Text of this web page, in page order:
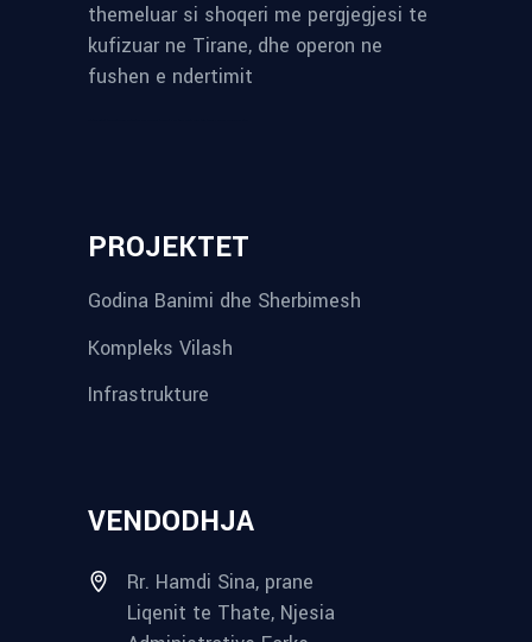
themeluar si shoqeri me pergjegjesi te
kufizuar ne Tirane, dhe operon ne
fushen e ndertimit
PROJEKTET
Godina Banimi dhe Sherbimesh
Kompleks Vilash
Infrastrukture
VENDODHJA
Rr. Hamdi Sina, prane
Liqenit te Thate, Njesia